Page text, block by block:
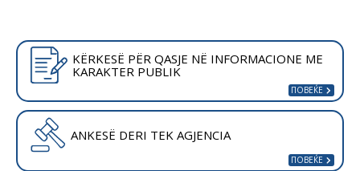
KËRKESË PËR QASJE NË INFORMACIONE ME
KARAKTER PUBLIK
ANKESË DERI TEK AGJENCIA